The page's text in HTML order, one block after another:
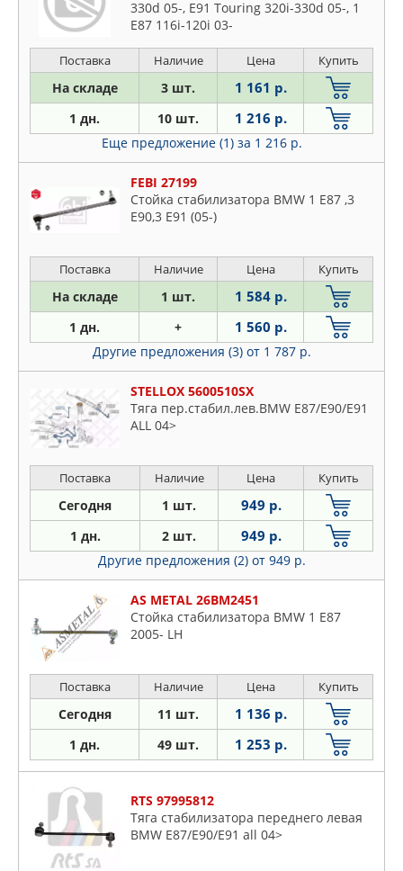
330d 05-, E91 Touring 320i-330d 05-, 1
E87 116i-120i 03-
Поставка Наличие Цена Купить
На складе 3 шт. 1 161 р.
1 дн. 10 шт. 1 216 р.
Еще предложение (1) за 1 216 р.
FEBI 27199
Стойка стабилизатора BMW 1 E87 ,3
E90,3 E91 (05-)
Поставка Наличие Цена Купить
На складе 1 шт. 1 584 р.
1 дн. + 1 560 р.
Другие предложения (3) от 1 787 р.
STELLOX 5600510SX
Тяга пер.стабил.лев.BMW E87/E90/E91
ALL 04>
Поставка Наличие Цена Купить
Сегодня 1 шт. 949 р.
1 дн. 2 шт. 949 р.
Другие предложения (2) от 949 р.
AS METAL 26BM2451
Стойка стабилизатора BMW 1 E87
2005- LH
Поставка Наличие Цена Купить
Сегодня 11 шт. 1 136 р.
1 дн. 49 шт. 1 253 р.
RTS 97995812
Тяга стабилизатора переднего левая
BMW E87/E90/E91 all 04>